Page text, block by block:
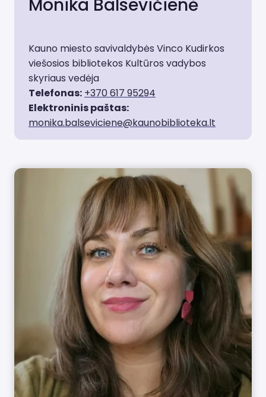
Monika Balsevičienė
Kauno miesto savivaldybės Vinco Kudirkos
viešosios bibliotekos Kultūros vadybos
skyriaus vedėja
Telefonas: +370 617 95294
Elektroninis paštas:
monika.balseviciene@kaunobiblioteka.lt